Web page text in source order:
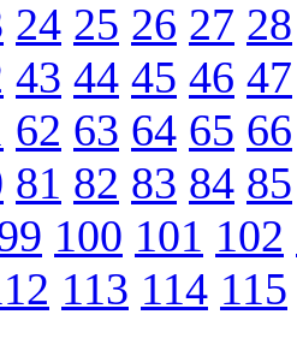
24 25 26 27 28
43 44 45 46 47
62 63 64 65 66
81 82 83 84 85
100 101 102
113 114 115